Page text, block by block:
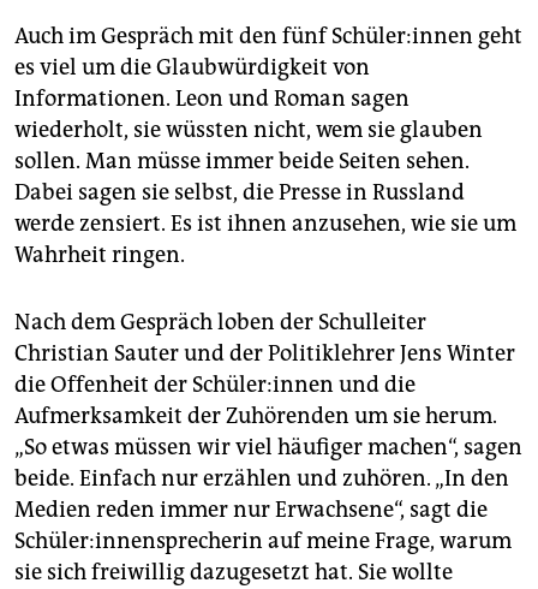
Auch im Gespräch mit den fünf Schü­le­r:in­nen geht
es viel um die Glaubwürdigkeit von
Informationen. Leon und Roman sagen
wiederholt, sie wüssten nicht, wem sie glauben
sollen. Man müsse immer beide Seiten sehen.
Dabei sagen sie selbst, die Presse in Russland
werde zensiert. Es ist ihnen anzusehen, wie sie um
Wahrheit ringen.
Nach dem Gespräch loben der Schulleiter
Christian Sauter und der Politiklehrer Jens Winter
die Offenheit der Schüle­r:in­nen und die
Aufmerksamkeit der Zuhörenden um sie herum.
„So etwas müssen wir viel häufiger machen“, sagen
beide. Einfach nur erzählen und zuhören. „In den
Medien reden immer nur Erwachsene“, sagt die
Schü­le­r:in­nen­spre­che­rin auf meine Frage, warum
sie sich freiwillig dazugesetzt hat. Sie wollte